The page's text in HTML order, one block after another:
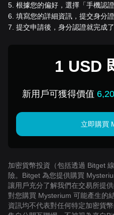
5 根據您的偏好，選擇「手機認
6 填寫您的詳細資訊，提交身分
7 提交申請後，身分認證就完成了
1 USD
新用戶可獲得價值
立即購買
加密貨幣投資（包括透過 Bitget
險。Bitget 為您提供購買
讓用戶充分了解我們在交易所提
對您購買 Mysterium 可能產生的
資訊均不代表對任何特定加密貨